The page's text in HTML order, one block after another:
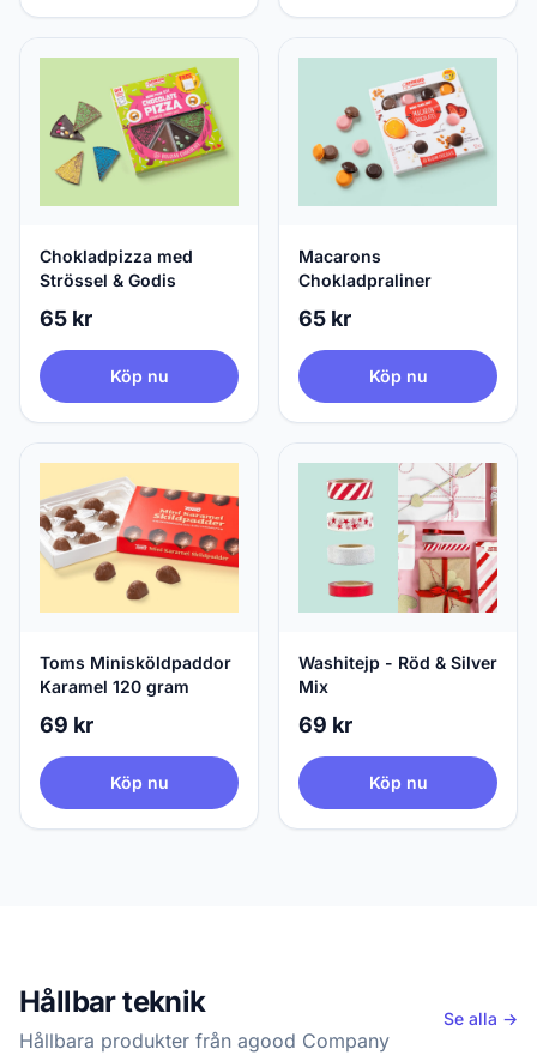
Chokladpizza med
Strössel & Godis
65 kr
Köp nu
Macarons
Chokladpraliner
65 kr
Köp nu
Toms Minisköldpaddor
Karamel 120 gram
69 kr
Köp nu
Washitejp - Röd & Silver
Mix
69 kr
Köp nu
Hållbar teknik
Hållbara produkter från agood Company
Se alla →